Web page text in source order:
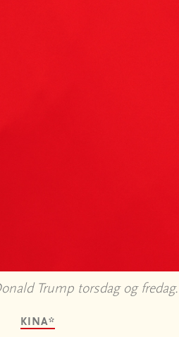
Trump torsdag og fredag.
KINA*